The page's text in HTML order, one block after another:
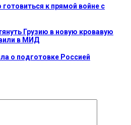
к прямой войне с
Грузию в новую кровавую
в МИД
о подготовке Россией